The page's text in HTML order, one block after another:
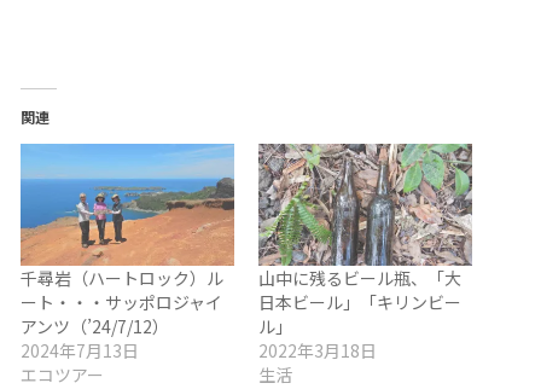
関連
千尋岩（ハートロック）ル
ート・・・サッポロジャイ
アンツ（’24/7/12）
2024年7月13日
エコツアー
山中に残るビール瓶、「大
日本ビール」「キリンビー
ル」
2022年3月18日
生活